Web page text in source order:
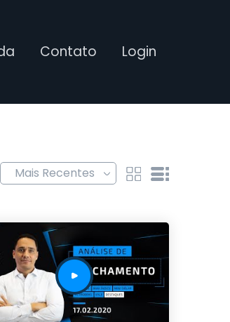
Contato Login